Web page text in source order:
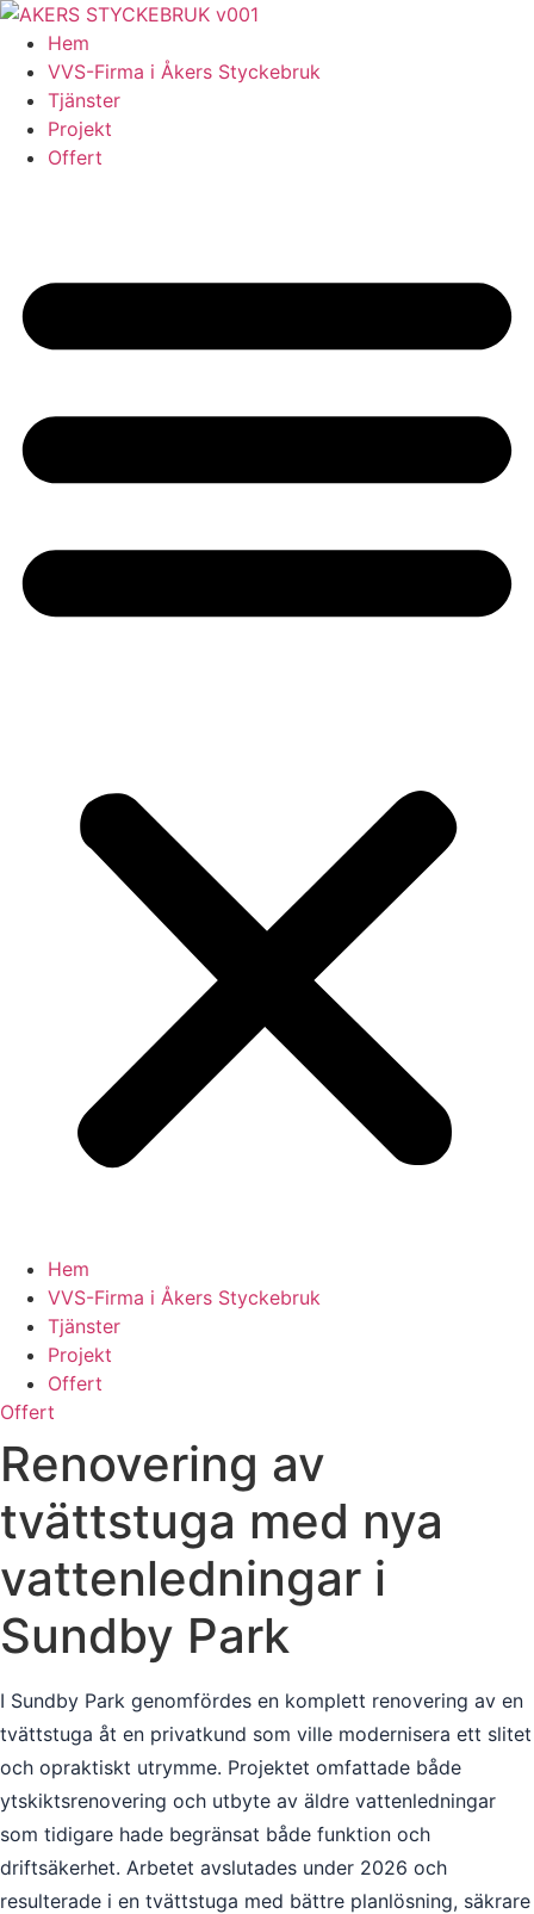
Skip
content
Hem
VVS-Firma i Åkers Styckebruk
Tjänster
Projekt
Offert
Hem
VVS-Firma i Åkers Styckebruk
Tjänster
Projekt
Offert
Offert
Renovering av
tvättstuga med nya
vattenledningar i
Sundby Park
I Sundby Park genomfördes en komplett renovering av en
tvättstuga åt en privatkund som ville modernisera ett slitet
och opraktiskt utrymme. Projektet omfattade både
ytskiktsrenovering och utbyte av äldre vattenledningar
som tidigare hade begränsat både funktion och
driftsäkerhet. Arbetet avslutades under 2026 och
resulterade i en tvättstuga med bättre planlösning, säkrare